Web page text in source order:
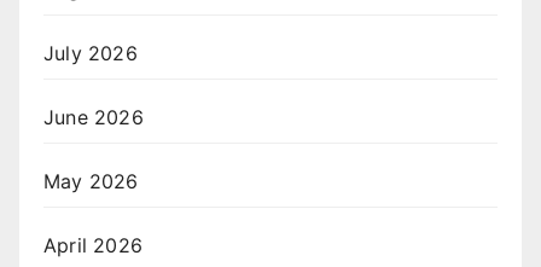
July 2026
June 2026
May 2026
April 2026